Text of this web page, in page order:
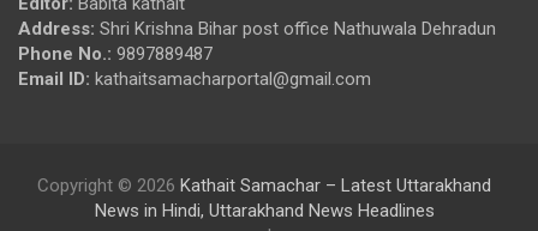
Address: Shri Krishna Bihar post office Nathuwala Dehradun
Phone No.: 9897889487
Email ID: kathaitsamacharportal@gmail.com
Copyright © 2026 Kathait Samachar – Latest Uttarakhand
News in Hindi, Uttarakhand News Headlines